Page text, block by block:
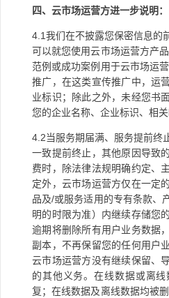
四、云市场运营方进一步说明：
4.1我们在不披露您保密信息的
可以就您使用云市场运营方产
范例或成功案例用于云市场运
推广，在这类宣传推广中，运
业标识；除此之外，未经您书
您的企业名称、企业标识、相关
4.2当服务期届满、服务提前终
一致提前终止，其他原因导致
费时，除法律法规明确约定、
定外，云市场运营方仅在一定
品及/或服务适用的专有条款、
明的时限为准）内继续存储您
逾期将删除所有用户业务数据
副本，不再保留您的任何用户
云市场运营方没有继续保留、
的其他义务。在线数据或离
复；在线数据及离线数据均被